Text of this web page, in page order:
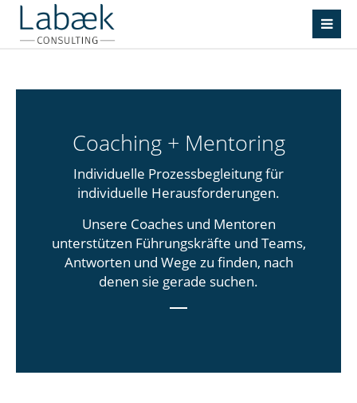
Coaching + Mentoring
Individuelle Prozessbegleitung für
individuelle Herausforderungen.
Unsere Coaches und Mentoren
unterstützen Führungskräfte und Teams,
Antworten und Wege zu finden, nach
denen sie gerade suchen.